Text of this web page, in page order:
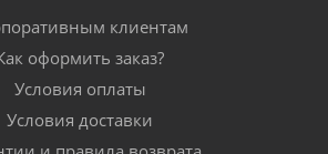
клиентам
оформить заказ?
Условия оплаты
Условия доставки